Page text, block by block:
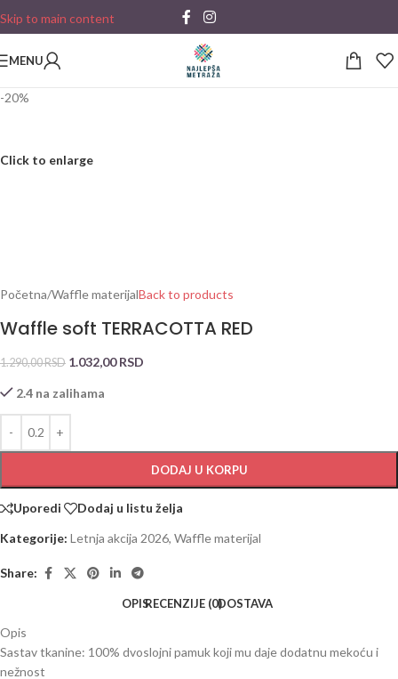
Skip to main content
MENU
-20%
Click to enlarge
Početna/Waffle materijalBack to products
Waffle soft TERRACOTTA RED
1.290,00RSD 1.032,00RSD
2.4 na zalihama
DODAJ U KORPU
Uporedi
Dodaj u listu želja
Kategorije: Letnja akcija 2026, Waffle materijal
Share:
OPISRECENZIJE (0)DOSTAVA
Opis
Sastav tkanine: 100% dvoslojni pamuk koji mu daje dodatnu mekoću i
nežnost